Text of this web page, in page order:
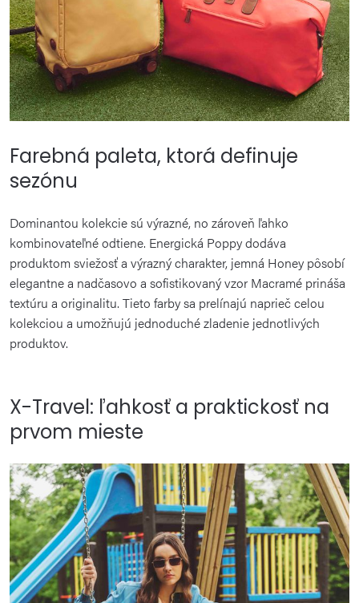
Farebná paleta, ktorá definuje
sezónu
Dominantou kolekcie sú výrazné, no zároveň ľahko
kombinovateľné odtiene. Energická Poppy dodáva
produktom sviežosť a výrazný charakter, jemná Honey pôsobí
elegantne a nadčasovo a sofistikovaný vzor Macramé prináša
textúru a originalitu. Tieto farby sa prelínajú naprieč celou
kolekciou a umožňujú jednoduché zladenie jednotlivých
produktov.
X-Travel: ľahkosť a praktickosť na
prvom mieste